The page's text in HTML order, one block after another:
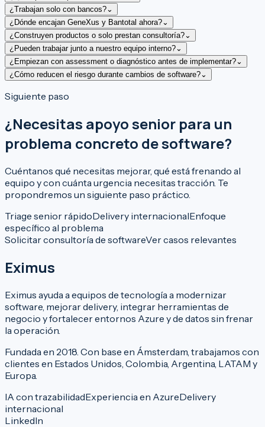
¿Trabajan solo con bancos?⌄
¿Dónde encajan GeneXus y Bantotal ahora?⌄
¿Construyen productos o solo prestan consultoría?⌄
¿Pueden trabajar junto a nuestro equipo interno?⌄
¿Empiezan con assessment o diagnóstico antes de implementar?⌄
¿Cómo reducen el riesgo durante cambios de software?⌄
Siguiente paso
¿Necesitas apoyo senior para un
problema concreto de software?
Cuéntanos qué necesitas mejorar, qué está frenando al
equipo y con cuánta urgencia necesitas tracción. Te
propondremos un siguiente paso práctico.
Triage senior rápidoDelivery internacionalEnfoque
específico al problema
Solicitar consultoría de softwareVer casos relevantes
Eximus
Eximus ayuda a equipos de tecnología a modernizar
software, mejorar delivery, integrar herramientas de
negocio y fortalecer entornos Azure y de datos sin frenar
la operación.
Fundada en 2018. Con base en Ámsterdam, trabajamos con
clientes en Estados Unidos, Colombia, Argentina, LATAM y
Europa.
IA con trazabilidadExperiencia en AzureDelivery
internacional
LinkedIn